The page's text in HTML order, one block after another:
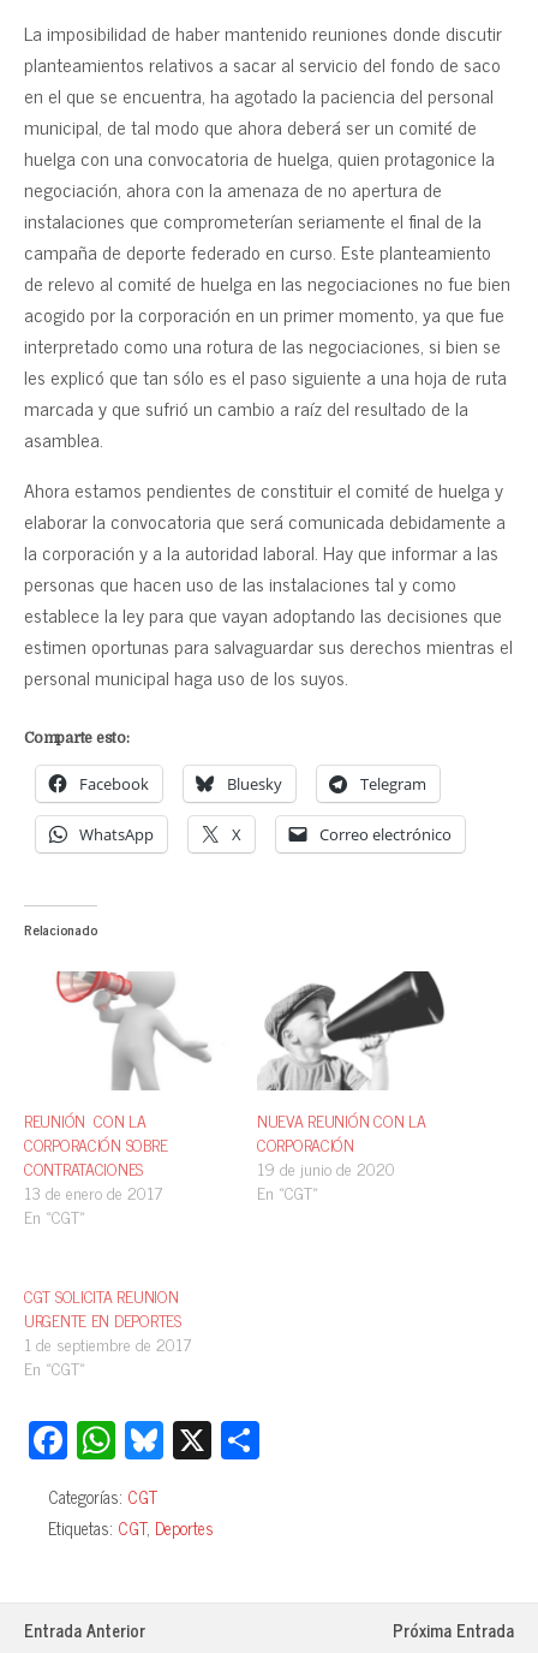
La imposibilidad de haber mantenido reuniones donde discutir
planteamientos relativos a sacar al servicio del fondo de saco
en el que se encuentra, ha agotado la paciencia del personal
municipal, de tal modo que ahora deberá ser un comité de
huelga con una convocatoria de huelga, quien protagonice la
negociación, ahora con la amenaza de no apertura de
instalaciones que comprometerían seriamente el final de la
campaña de deporte federado en curso. Este planteamiento
de relevo al comité de huelga en las negociaciones no fue bien
acogido por la corporación en un primer momento, ya que fue
interpretado como una rotura de las negociaciones, si bien se
les explicó que tan sólo es el paso siguiente a una hoja de ruta
marcada y que sufrió un cambio a raíz del resultado de la
asamblea.
Ahora estamos pendientes de constituir el comité de huelga y
elaborar la convocatoria que será comunicada debidamente a
la corporación y a la autoridad laboral. Hay que informar a las
personas que hacen uso de las instalaciones tal y como
establece la ley para que vayan adoptando las decisiones que
estimen oportunas para salvaguardar sus derechos mientras el
personal municipal haga uso de los suyos.
Comparte esto:
Facebook Bluesky Telegram
WhatsApp X Correo electrónico
Relacionado
REUNIÓN CON LA
CORPORACIÓN SOBRE
CONTRATACIONES
13 de enero de 2017
En «CGT»
NUEVA REUNIÓN CON LA
CORPORACIÓN
19 de junio de 2020
En «CGT»
CGT SOLICITA REUNION
URGENTE EN DEPORTES
1 de septiembre de 2017
En «CGT»
Fa
ce
bo
ok
W
ha
ts
A
pp
Bl
ue
sk
y
X
rti
Categorías: CGT
Etiquetas: CGT, Deportes
Entrada Anterior Próxima Entrada